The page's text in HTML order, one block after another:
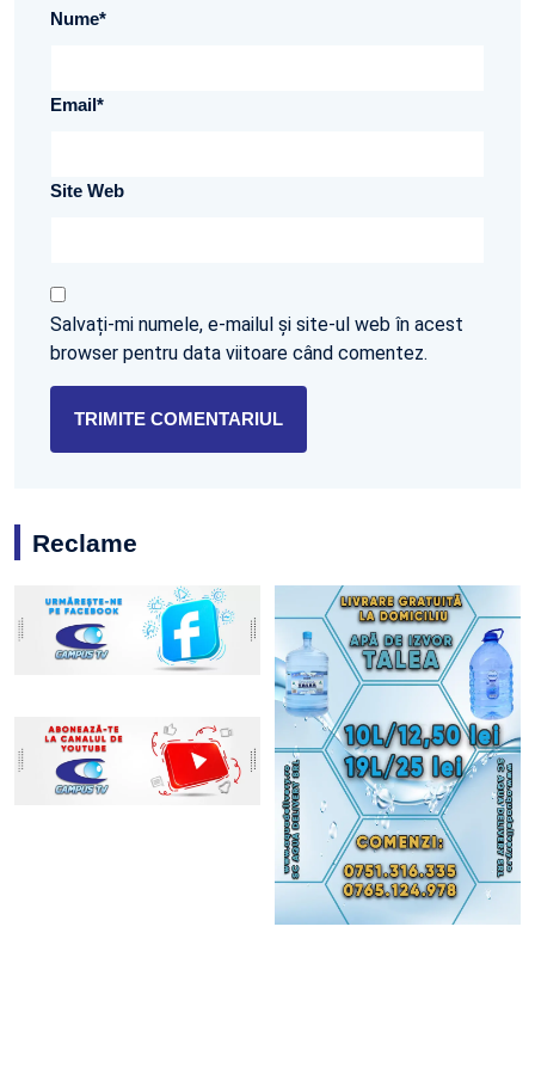
Nume*
Email*
Site Web
Salvați-mi numele, e-mailul și site-ul web în acest
browser pentru data viitoare când comentez.
Reclame